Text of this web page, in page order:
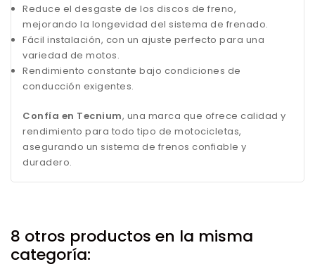
Reduce el desgaste de los discos de freno,
mejorando la longevidad del sistema de frenado.
Fácil instalación, con un ajuste perfecto para una
variedad de motos.
Rendimiento constante bajo condiciones de
conducción exigentes.
Confía en Tecnium, una marca que ofrece calidad y
rendimiento para todo tipo de motocicletas,
asegurando un sistema de frenos confiable y
duradero.
8 otros productos en la misma
categoría: